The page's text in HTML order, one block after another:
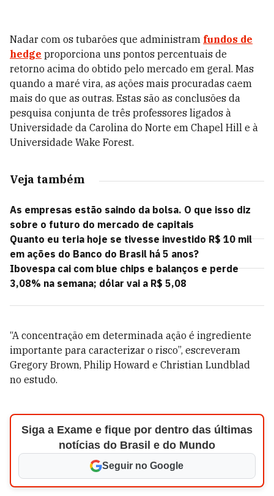
Nadar com os tubarões que administram fundos de
hedge proporciona uns pontos percentuais de
retorno acima do obtido pelo mercado em geral. Mas
quando a maré vira, as ações mais procuradas caem
mais do que as outras. Estas são as conclusões da
pesquisa conjunta de três professores ligados à
Universidade da Carolina do Norte em Chapel Hill e à
Universidade Wake Forest.
Veja também
As empresas estão saindo da bolsa. O que isso diz
sobre o futuro do mercado de capitais
Quanto eu teria hoje se tivesse investido R$ 10 mil
em ações do Banco do Brasil há 5 anos?
Ibovespa cai com blue chips e balanços e perde
3,08% na semana; dólar vai a R$ 5,08
“A concentração em determinada ação é ingrediente
importante para caracterizar o risco”, escreveram
Gregory Brown, Philip Howard e Christian Lundblad
no estudo.
Siga a Exame e fique por dentro das últimas
notícias do Brasil e do Mundo
Seguir no Google